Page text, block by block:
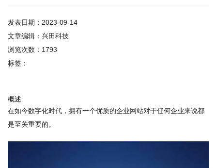
发表日期：2023-09-14
文章编辑：兴田科技
浏览次数：1793
标签：
概述
在如今数字化时代，拥有一个优质的企业网站对于任何企业来说都
是至关重要的。